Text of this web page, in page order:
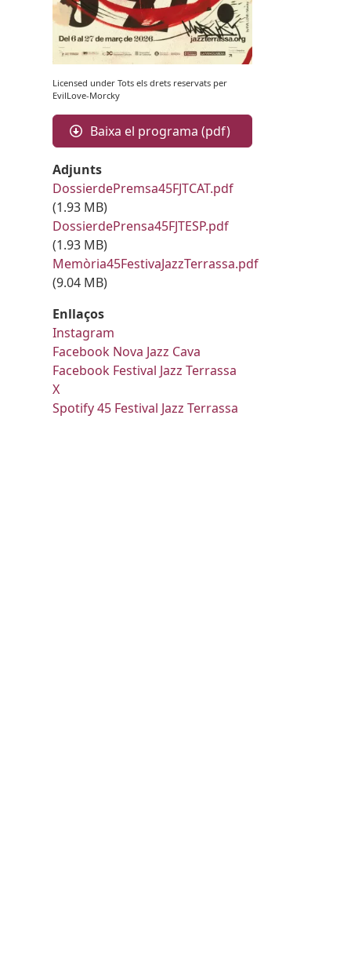
Licensed under Tots els drets reservats per
EvilLove-Morcky
Baixa el programa (pdf)
Adjunts
Document
DossierdePremsa45FJTCAT.pdf
(1.93 MB)
Document
DossierdePrensa45FJTESP.pdf
(1.93 MB)
Document
Memòria45FestivaJazzTerrassa.pdf
(9.04 MB)
Enllaços
Instagram
Facebook Nova Jazz Cava
Facebook Festival Jazz Terrassa
X
Spotify 45 Festival Jazz Terrassa